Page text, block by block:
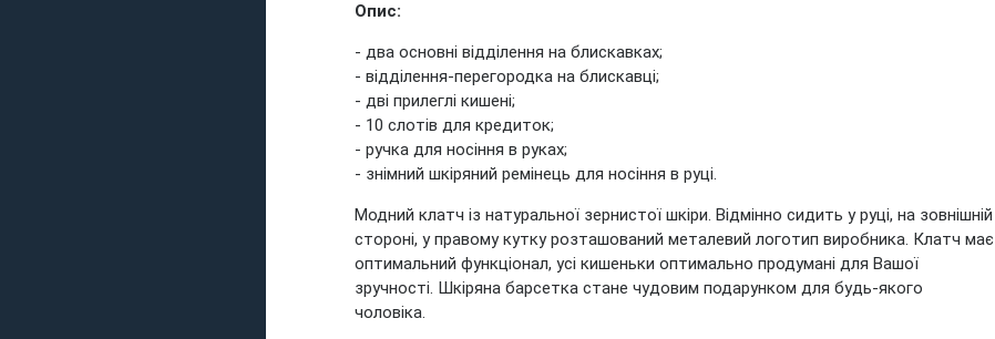
Опис:
- два основні відділення на блискавках;
- відділення-перегородка на блискавці;
- дві прилеглі кишені;
- 10 слотів для кредиток;
- ручка для носіння в руках;
- знімний шкіряний ремінець для носіння в руці.
Модний клатч із натуральної зернистої шкіри. Відмінно сидить у руці, на зовнішній
стороні, у правому кутку розташований металевий логотип виробника. Клатч має
оптимальний функціонал, усі кишеньки оптимально продумані для Вашої
зручності. Шкіряна барсетка стане чудовим подарунком для будь-якого
чоловіка.